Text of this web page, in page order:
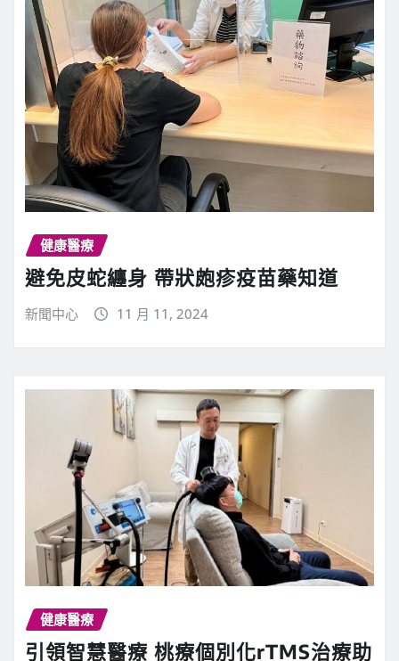
健康醫療
避免皮蛇纏身 帶狀皰疹疫苗藥知道
新聞中心 11 月 11, 2024
健康醫療
引領智慧醫療 桃療個別化rTMS治療助